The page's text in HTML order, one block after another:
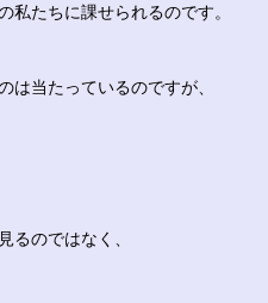
私たちに課せられるのです。
は当たっているのですが、
るのではなく、